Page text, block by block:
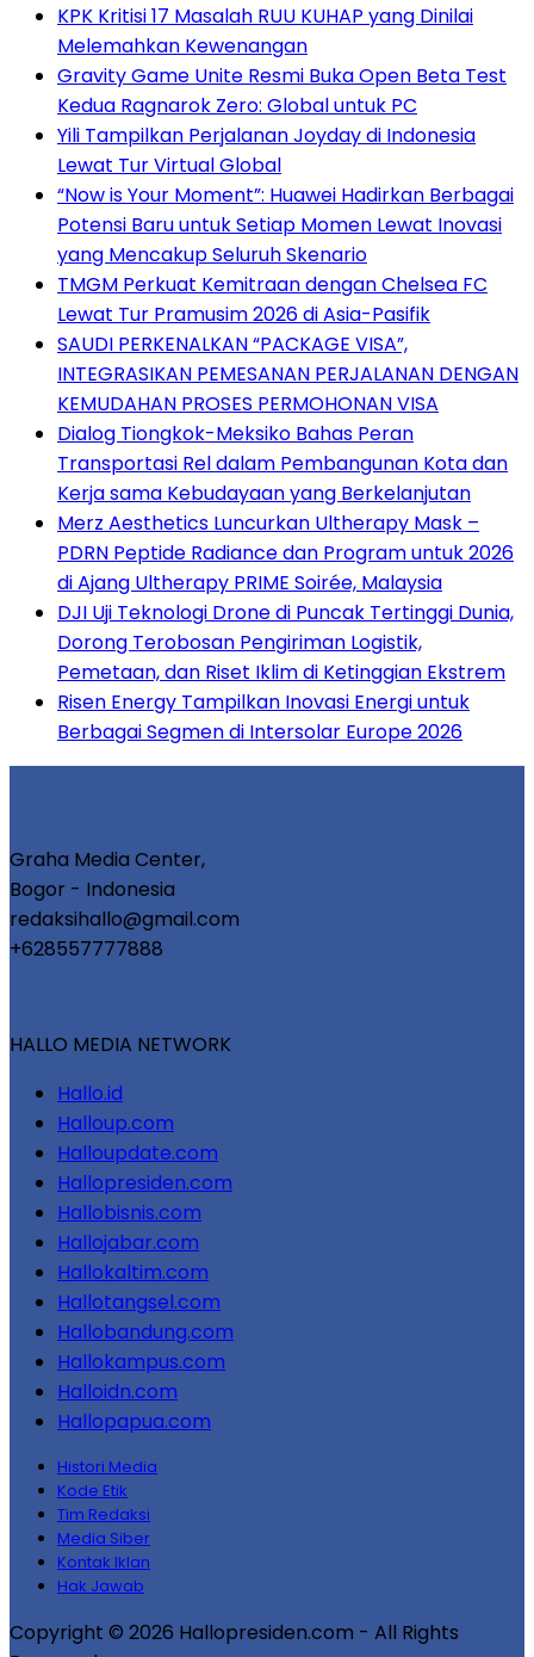
KPK Kritisi 17 Masalah RUU KUHAP yang Dinilai
Melemahkan Kewenangan
Gravity Game Unite Resmi Buka Open Beta Test
Kedua Ragnarok Zero: Global untuk PC
Yili Tampilkan Perjalanan Joyday di Indonesia
Lewat Tur Virtual Global
“Now is Your Moment”: Huawei Hadirkan Berbagai
Potensi Baru untuk Setiap Momen Lewat Inovasi
yang Mencakup Seluruh Skenario
TMGM Perkuat Kemitraan dengan Chelsea FC
Lewat Tur Pramusim 2026 di Asia-Pasifik
SAUDI PERKENALKAN “PACKAGE VISA”,
INTEGRASIKAN PEMESANAN PERJALANAN DENGAN
KEMUDAHAN PROSES PERMOHONAN VISA
Dialog Tiongkok-Meksiko Bahas Peran
Transportasi Rel dalam Pembangunan Kota dan
Kerja sama Kebudayaan yang Berkelanjutan
Merz Aesthetics Luncurkan Ultherapy Mask –
PDRN Peptide Radiance dan Program untuk 2026
di Ajang Ultherapy PRIME Soirée, Malaysia
DJI Uji Teknologi Drone di Puncak Tertinggi Dunia,
Dorong Terobosan Pengiriman Logistik,
Pemetaan, dan Riset Iklim di Ketinggian Ekstrem
Risen Energy Tampilkan Inovasi Energi untuk
Berbagai Segmen di Intersolar Europe 2026
Graha Media Center,
Bogor - Indonesia
redaksihallo@gmail.com
+628557777888
HALLO MEDIA NETWORK
Hallo.id
Halloup.com
Halloupdate.com
Hallopresiden.com
Hallobisnis.com
Hallojabar.com
Hallokaltim.com
Hallotangsel.com
Hallobandung.com
Hallokampus.com
Halloidn.com
Hallopapua.com
Histori Media
Kode Etik
Tim Redaksi
Media Siber
Kontak Iklan
Hak Jawab
Copyright © 2026 Hallopresiden.com - All Rights